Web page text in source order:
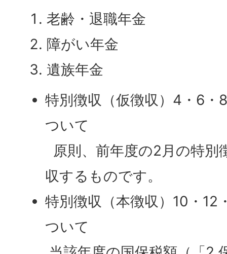
老齢・退職年金
障がい年金
遺族年金
特別徴収（仮徴収）4・6・
ついて
原則、前年度の2月の特別
収するものです。
特別徴収（本徴収）10・12
ついて